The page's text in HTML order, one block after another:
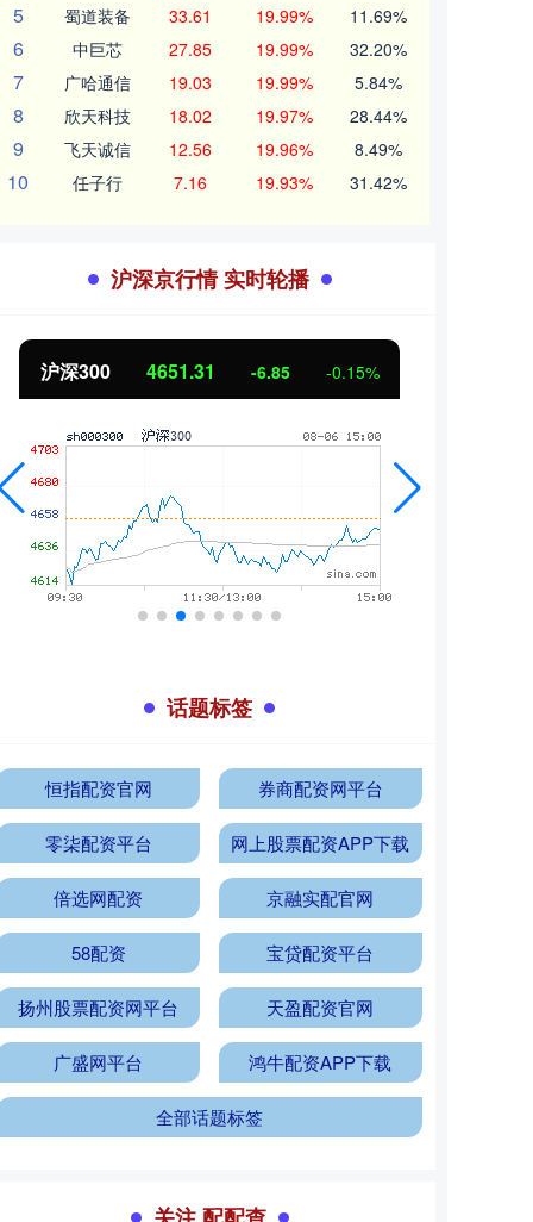
5 蜀道装备 33.61 19.99% 11.69%
6 中巨芯 27.85 19.99% 32.20%
7 广哈通信 19.03 19.99% 5.84%
8 欣天科技 18.02 19.97% 28.44%
9 飞天诚信 12.56 19.96% 8.49%
10 任子行 7.16 19.93% 31.42%
沪深京行情 实时轮播
沪深300 4651.31 -6.85 -0.15%
话题标签
恒指配资官网 券商配资网平台
零柒配资平台 网上股票配资APP下载
倍选网配资 京融实配官网
58配资 宝贷配资平台
扬州股票配资网平台 天盈配资官网
广盛网平台 鸿牛配资APP下载
全部话题标签